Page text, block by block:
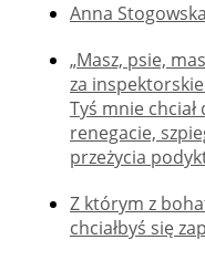
Anna
„Masz, psie,
za
Tyś mnie
renegacie,
przeżycia
Z którym z
chciałbyś się